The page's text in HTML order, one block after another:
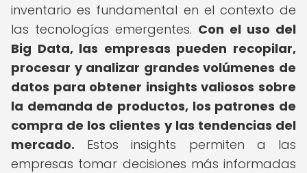
inventario es fundamental en el contexto de
las tecnologías emergentes. Con el uso del
Big Data, las empresas pueden recopilar,
procesar y analizar grandes volúmenes de
datos para obtener insights valiosos sobre
la demanda de productos, los patrones de
compra de los clientes y las tendencias del
mercado. Estos insights permiten a las
empresas tomar decisiones más informadas